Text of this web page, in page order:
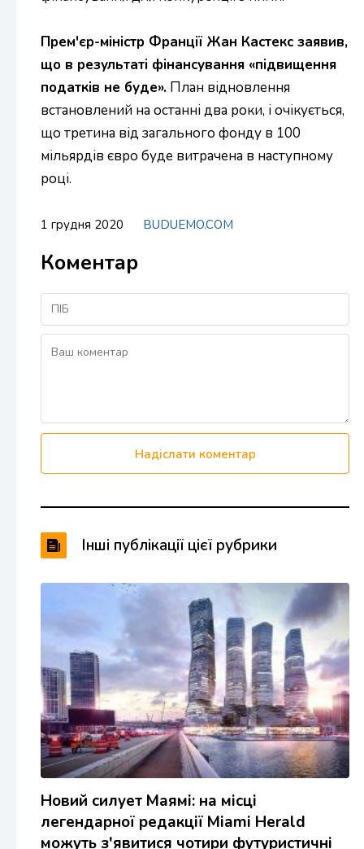
Прем'єр-міністр Франції Жан Кастекс заявив,
що в результаті фінансування «підвищення
податків не буде». План відновлення
встановлений на останні два роки, і очікується,
що третина від загального фонду в 100
мільярдів євро буде витрачена в наступному
році.
1 грудня 2020 BUDUEMO.COM
Коментар
Надіслати коментар
Інші публікації цієї рубрики
Новий силует Маямі: на місці
легендарної редакції Miami Herald
можуть з'явитися чотири футуристичні